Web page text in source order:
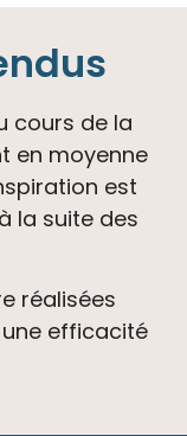
cours de la
en moyenne
est
à la suite des
réalisées
efficacité